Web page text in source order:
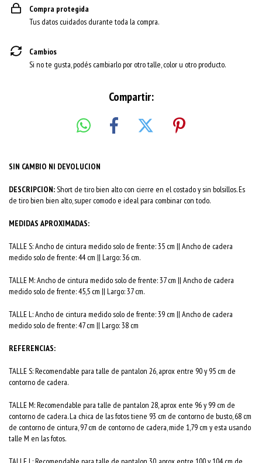
Compra protegida
Tus datos cuidados durante toda la compra.
Cambios
Si no te gusta, podés cambiarlo por otro talle, color u otro producto.
Compartir:
SIN CAMBIO NI DEVOLUCION
DESCRIPCION: Short de tiro bien alto con cierre en el costado y sin bolsillos. Es
de tiro bien bien alto, super comodo e ideal para combinar con todo.
MEDIDAS APROXIMADAS:
TALLE S: Ancho de cintura medido solo de frente: 35 cm || Ancho de cadera
medido solo de frente: 44 cm || Largo: 36 cm.
TALLE M: Ancho de cintura medido solo de frente: 37 cm || Ancho de cadera
medido solo de frente: 45,5 cm || Largo: 37 cm.
TALLE L: Ancho de cintura medido solo de frente: 39 cm || Ancho de cadera
medido solo de frente: 47 cm || Largo: 38 cm
REFERENCIAS:
TALLE S: Recomendable para talle de pantalon 26, aprox entre 90 y 95 cm de
contorno de cadera.
TALLE M: Recomendable para talle de pantalon 28, aprox ente 96 y 99 cm de
contorno de cadera. La chica de las fotos tiene 93 cm de contorno de busto, 68 cm
de contorno de cintura, 97 cm de contorno de cadera, mide 1,79 cm y esta usando
talle M en las fotos.